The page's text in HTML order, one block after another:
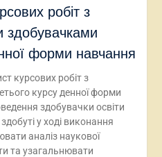
робіт з
здобувачками
форми навчання
курсових робіт з
курсу денної форми
здобувачки освіти
у ході виконання
аналіз наукової
та узагальнювати